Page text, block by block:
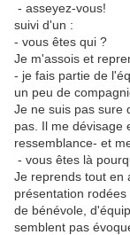
- asseyez-vous!
suivi d'un :
- vous êtes qui ?
Je m'assois et
- je fais partie de
un peu de
Je ne suis pas sure
pas. Il me dévisage
ressemblance- et
- vous êtes là
Je reprends tout en
présentation
de bénévole,
semblent pas